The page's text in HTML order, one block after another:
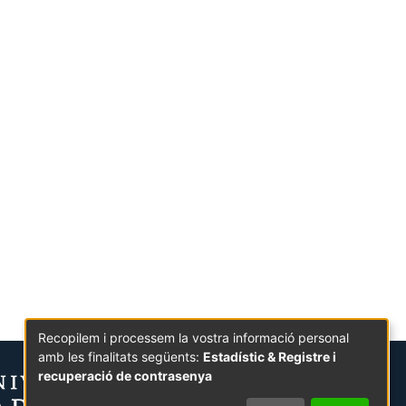
Recopilem i processem la vostra informació personal
amb les finalitats següents: Estadístic & Registre i
recuperació de contrasenya